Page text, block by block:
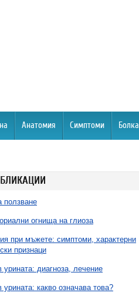
Анатомия Симптоми Болка
ползване
огнища на глиоза
при мъжете: симптоми, характерни
признаци
урината: диагноза, лечение
урината: какво означава това?